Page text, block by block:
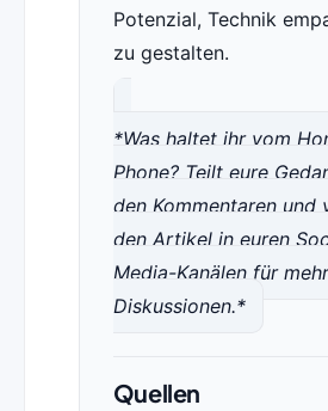
Potenzial, Technik
zu gestalten.
*Was haltet ihr vom
Phone? Teilt eure
den Kommentaren und
den Artikel in euren
Media-Kanälen für mehr
Diskussionen.*
Quellen